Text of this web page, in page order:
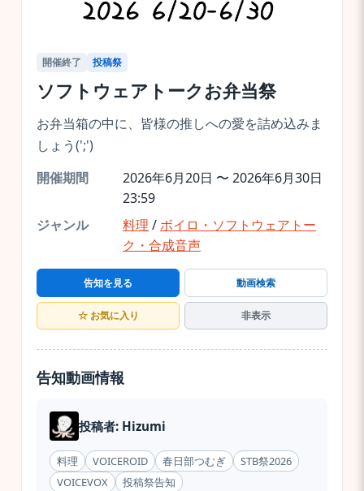
開催終了 投稿祭
ソフトウェアトークお弁当祭
お弁当箱の中に、皆様の推しへの愛を詰め込みま
しょう(';')
開催期間
2026年6月20日 〜 2026年6月30日
23:59
ジャンル
料理 /ボイロ・ソフトウェアトー
ク・合成音声
告知を見る 動画検索
☆ お気に入り 非表示
告知動画情報
投稿者: Hizumi
料理 VOICEROID 春日部つむぎ
STB祭2026
VOICEVOX
投稿祭告知